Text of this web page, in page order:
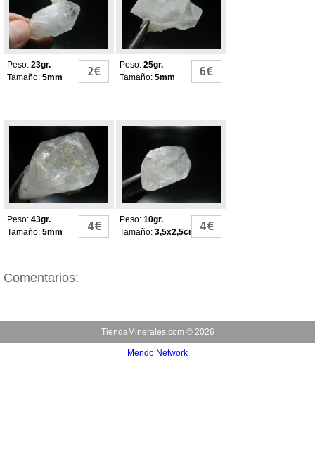
Peso: 23gr.
Tamaño: 5mm 2€ Peso: 25gr.
Tamaño: 5mm 6€
Cuarzo Herkimer
Peso: 43gr.
Tamaño: 5mm 4€ Peso: 10gr.
Tamaño: 3,5x2,5cm 4€
Comentarios:
TiendaMinerales.com © 2026
Mendo Network